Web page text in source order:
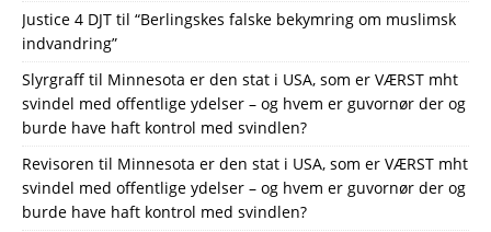
Justice 4 DJT til “Berlingskes falske bekymring om muslimsk
indvandring”
Slyrgraff til Minnesota er den stat i USA, som er VÆRST mht
svindel med offentlige ydelser – og hvem er guvornør der og
burde have haft kontrol med svindlen?
Revisoren til Minnesota er den stat i USA, som er VÆRST mht
svindel med offentlige ydelser – og hvem er guvornør der og
burde have haft kontrol med svindlen?